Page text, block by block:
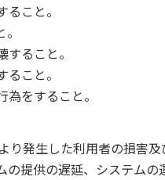
こと。
ること。
こと。
をすること。
発生した利用者の損害
提供の遅延、システム